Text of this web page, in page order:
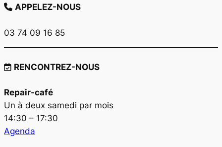
APPELEZ-NOUS
03 74 09 16 85
RENCONTREZ-NOUS
Repair-café
Un à deux samedi par mois
14:30 – 17:30
Agenda